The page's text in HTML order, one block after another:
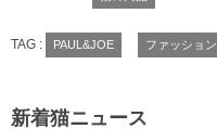
TAG : PAUL&JOE ファッション
新着猫ニュース